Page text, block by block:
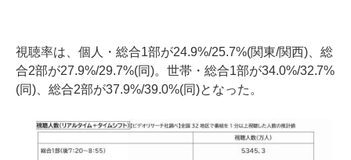
視聴率は、個人・総合1部が24.9%/25.7%(関東/関西)、総
合2部が27.9%/29.7%(同)。世帯・総合1部が34.0%/32.7%
(同)、総合2部が37.9%/39.0%(同)となった。